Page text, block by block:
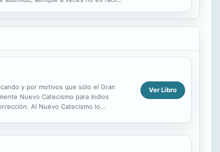
y por motivos que sólo el Gran
Nuevo Catecismo para Indios
Al Nuevo Catecismo lo
Ver Libro